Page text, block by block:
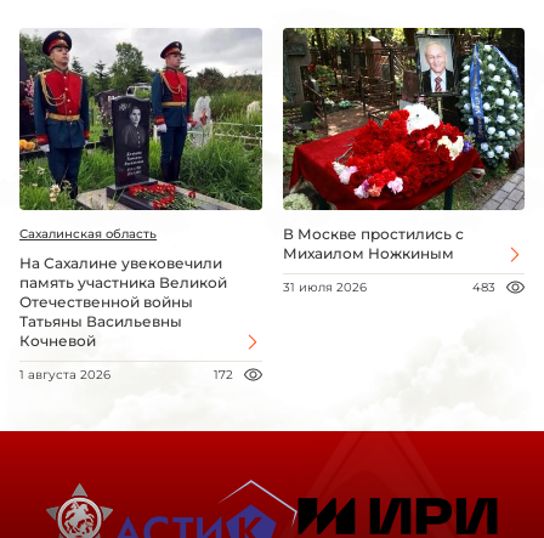
Сахалинская область
На Сахалине увековечили
память участника Великой
Отечественной войны
Татьяны Васильевны
Кочневой
1 августа 2026 172
В Москве простились с
Михаилом Ножкиным
31 июля 2026 483